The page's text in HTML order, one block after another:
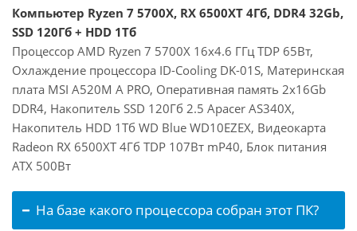
Компьютер Ryzen 7 5700X, RX 6500XT 4Гб, DDR4 32Gb,
SSD 120Гб + HDD 1Тб
Процессор AMD Ryzen 7 5700X 16x4.6 ГГц TDP 65Вт,
Охлаждение процессора ID-Cooling DK-01S, Материнская
плата MSI A520M A PRO, Оперативная память 2x16Gb
DDR4, Накопитель SSD 120Гб 2.5 Apacer AS340X,
Накопитель HDD 1Тб WD Blue WD10EZEX, Видеокарта
Radeon RX 6500XT 4Гб TDP 107Вт mP40, Блок питания
ATX 500Вт
На базе какого процессора собран этот ПК?